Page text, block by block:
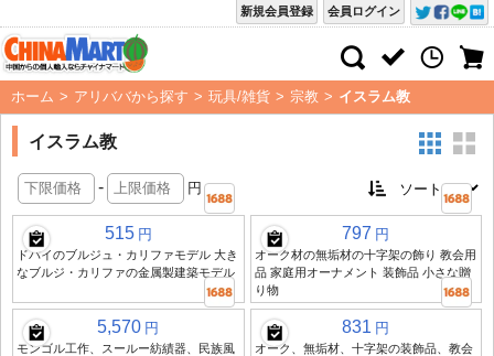
会員ログイン
新規会員登録
ホーム > アリババから探す > 玩具/雑貨 > 宗教 > イスラム教
イスラム教
- 円
515 円
ドバイのブルジュ・カリファモデル 大き
なブルジ・カリファの金属製建築モデル
797 円
オーク材の無垢材の十字架の飾り 教会用
品 家庭用オーナメント 装飾品 小さな贈
り物
5,570 円
モンゴル工作、スールー紡績器、民族風
831 円
オーク、無垢材、十字架の装飾品、教会